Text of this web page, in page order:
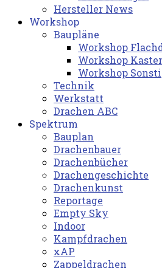
Hersteller News
Workshop
Baupläne
Workshop
Workshop
Workshop
Technik
Werkstatt
Drachen ABC
Spektrum
Bauplan
Drachenbauer
Drachenbücher
Drachengeschichte
Drachenkunst
Reportage
Empty Sky
Indoor
Kampfdrachen
xAP
Zappeldrachen